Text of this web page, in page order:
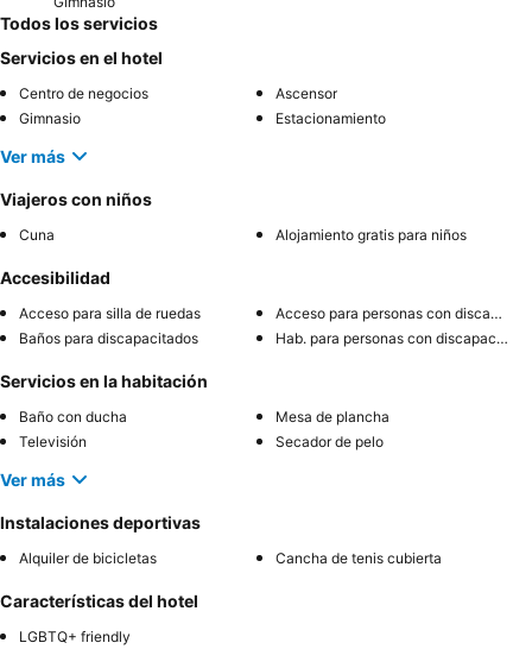
Todos los servicios
Servicios en el hotel
Centro de negocios
Ascensor
Gimnasio
Estacionamiento
Ver más
Viajeros con niños
Cuna Alojamiento gratis para niños
Accesibilidad
Acceso para silla de ruedas
Acceso para personas con discapacidad
Baños para discapacitados
Hab. para personas con discapacidad
Servicios en la habitación
Baño con ducha
Mesa de plancha
Televisión
Secador de pelo
Ver más
Instalaciones deportivas
Alquiler de bicicletas Cancha de tenis cubierta
Características del hotel
LGBTQ+ friendly